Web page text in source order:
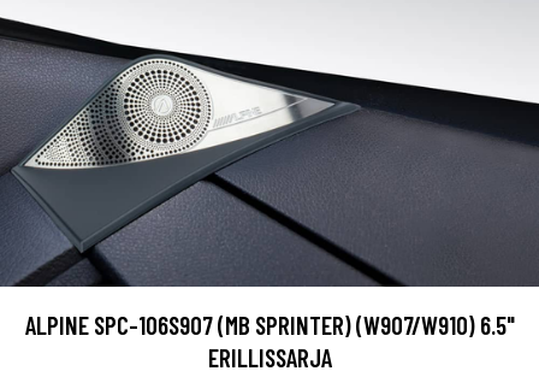
ALPINE SPC-106S907 (MB SPRINTER) (W907/W910) 6.5"
ERILLISSARJA